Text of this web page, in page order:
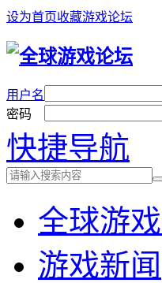
设为首页收藏游戏论坛
用户名
密码
快捷导航
全球游
游戏新闻